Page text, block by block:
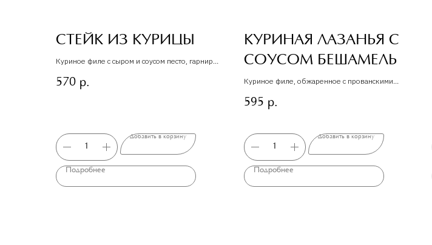
СТЕЙК ИЗ КУРИЦЫ
Куриное филе с сыром и соусом песто, гарнир
570 р.
Добавить в корзину
Подробнее
КУРИНАЯ ЛАЗАНЬЯ С
СОУСОМ БЕШАМЕЛЬ
Куриное филе, обжаренное с прованскими
тонкими листами живого теста.
595 р.
Добавить в корзину
Подробнее